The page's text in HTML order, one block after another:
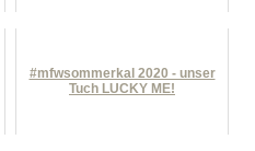
#mfwsommerkal 2020 - unser
Tuch LUCKY ME!